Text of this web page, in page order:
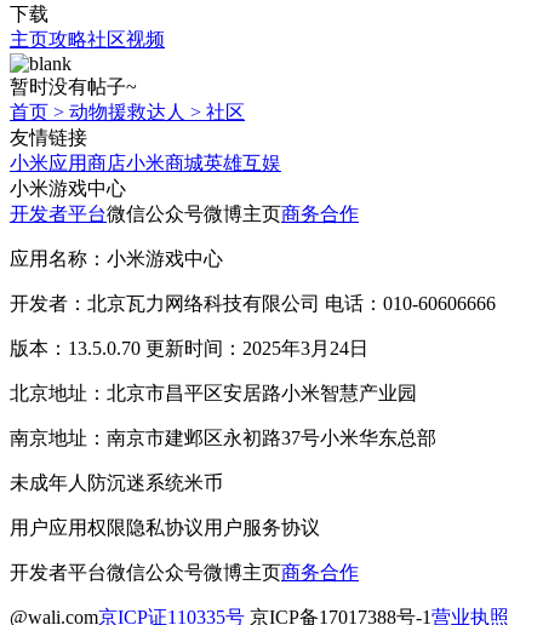
下载
主页攻略社区视频
暂时没有帖子~
首页 > 动物援救达人 > 社区
友情链接
小米应用商店小米商城英雄互娱
小米游戏中心
开发者平台微信公众号微博主页商务合作
应用名称：小米游戏中心
开发者：北京瓦力网络科技有限公司 电话：010-60606666
版本：13.5.0.70 更新时间：2025年3月24日
北京地址：北京市昌平区安居路小米智慧产业园
南京地址：南京市建邺区永初路37号小米华东总部
未成年人防沉迷系统米币
用户应用权限隐私协议用户服务协议
开发者平台微信公众号微博主页商务合作
@wali.com京ICP证110335号 京ICP备17017388号-1营业执照